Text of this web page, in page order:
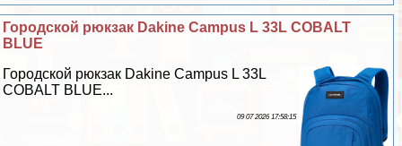
Городской рюкзак Dakine Campus L 33L COBALT
BLUE
Городской рюкзак Dakine Campus L 33L
COBALT BLUE...
09 07 2026 17:58:15